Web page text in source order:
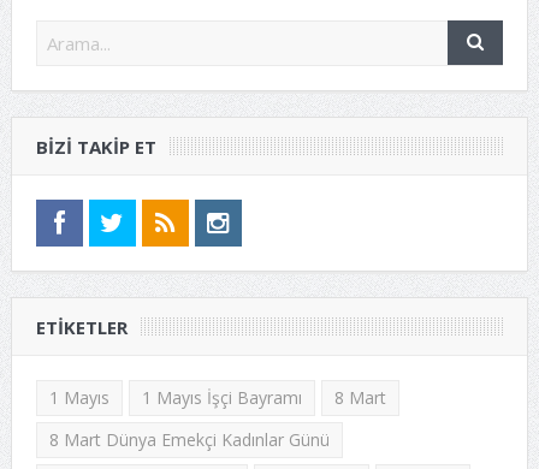
BIZI TAKIP ET
ETIKETLER
1 Mayıs 1 Mayıs İşçi Bayramı
8 Mart
8 Mart Dünya Emekçi Kadınlar Günü